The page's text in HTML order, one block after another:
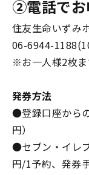
②電話でお
住友生命いずみ
06-6944-
※お一人様2枚
発券方法
●登録口座から
円）
●セブン・イレ
円/1予約、発券